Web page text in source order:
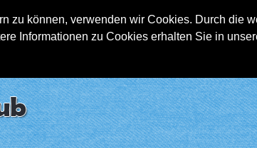
zu können, verwenden wir Cookies. Durch die
Informationen zu Cookies erhalten Sie in